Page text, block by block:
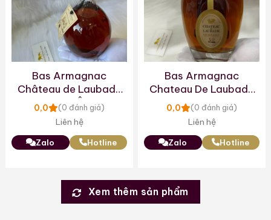
Bas Armagnac
Château de Laubade
Hors d’Âge
0,0 (0 đánh giá)
Liên hệ
Zalo Hotline
Bas Armagnac
Chateau De Laubade
XO
0,0 (0 đánh giá)
Liên hệ
Zalo Hotline
Xem thêm sản phẩm